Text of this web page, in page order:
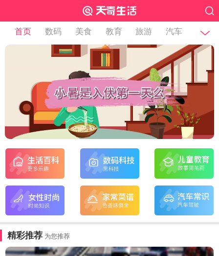
首页 数码 美食 教育 旅游 汽车
精彩推荐 为您推荐